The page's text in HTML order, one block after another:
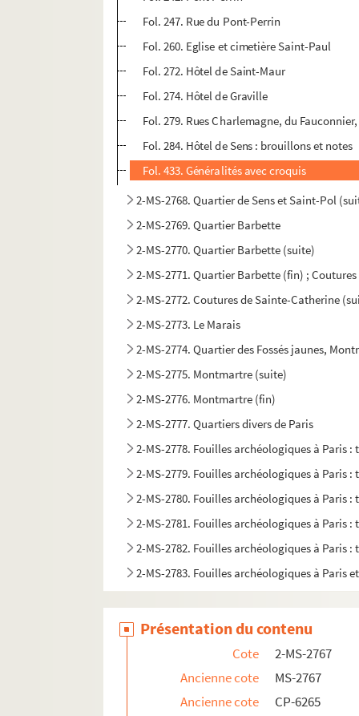
Fol. 247. Rue du Pont-Perrin
Fol. 260. Eglise et cimetière Saint-Paul
Fol. 272. Hôtel de Saint-Maur
Fol. 274. Hôtel de Graville
Fol. 279. Rues Charlemagne, du
Fol. 284. Hôtel de Sens : brouillons et notes
Fol. 433. Généralités avec croquis
2-MS-2768. Quartier de Sens et Saint-Pol
2-MS-2769. Quartier Barbette
2-MS-2770. Quartier Barbette (suite)
2-MS-2771. Quartier Barbette (fin) ;
2-MS-2772. Coutures de Sainte-Catherine
2-MS-2773. Le Marais
2-MS-2774. Quartier des Fossés jaunes,
2-MS-2775. Montmartre (suite)
2-MS-2776. Montmartre (fin)
2-MS-2777. Quartiers divers de Paris
2-MS-2778. Fouilles archéologiques à Paris :
2-MS-2779. Fouilles archéologiques à Paris :
2-MS-2780. Fouilles archéologiques à Paris :
2-MS-2781. Fouilles archéologiques à Paris :
2-MS-2782. Fouilles archéologiques à Paris :
2-MS-2783. Fouilles archéologiques à Paris
Présentation du contenu
Cote
2-MS-2767
Ancienne cote
MS-2767
Ancienne cote
CP-6265